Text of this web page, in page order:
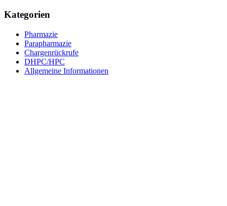
Kategorien
Pharmazie
Parapharmazie
Chargenrückrufe
DHPC/HPC
Allgemeine Informationen